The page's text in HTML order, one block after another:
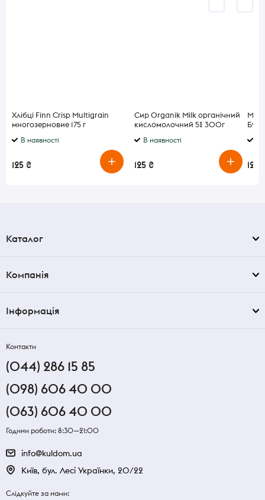
Хлібці Finn Crisp Multigrain
многозерновие 175 г
В наявності
125 ₴
Сир Organik Milk органічний
кисломолочний 5% 300г
В наявності
125 ₴ 125
Каталог
Компанія
Інформація
Контакти
(044) 286 15 85
(098) 606 40 00
(063) 606 40 00
Години роботи: 8:30—21:00
info@kuldom.ua
Київ, бул. Лесі Українки, 20/22
Слідкуйте за нами: